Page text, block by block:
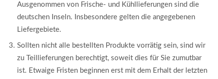
Ausgenommen von Frische- und Kühllieferungen sind die
deutschen Inseln. Insbesondere gelten die angegebenen
Liefergebiete.
Sollten nicht alle bestellten Produkte vorrätig sein, sind wir
zu Teillieferungen berechtigt, soweit dies für Sie zumutbar
ist. Etwaige Fristen beginnen erst mit dem Erhalt der letzten